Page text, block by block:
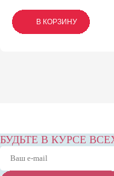
В КОРЗИНУ
В КОРЗИНУ
В КОРЗИНУ
БУДЬТЕ В КУРСЕ